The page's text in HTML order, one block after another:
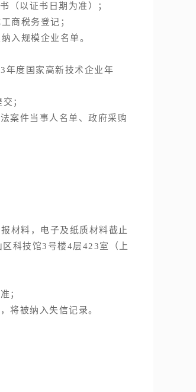
以证书日期为准）；
商税务登记；
入规模企业名单。
度国家高新技术企业年
；
案件当事人名单、政府采购
材料，电子及纸质材料截止
科技馆3号楼4层423室（上
；
被纳入失信记录。